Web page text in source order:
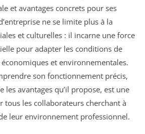
et avantages concrets pour ses
ne se limite plus à la
et culturelles : il incarne une force
pour adapter les conditions de
et environnementales.
son fonctionnement précis,
les avantages qu’il propose, est une
tous les collaborateurs cherchant à
leur environnement professionnel.